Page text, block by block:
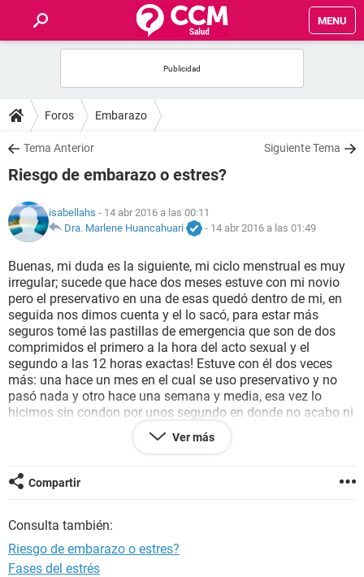
MENU
FOROS
SALUD
FAMILIA
NUTRICIÓN
BIENESTAR
SEXUALIDAD
GLOSARIO
Foros Embarazo
Tema Anterior Siguiente Tema
Riesgo de embarazo o estres?
isabellahs - 14 abr 2016 a las 00:11
Dra. Marlene Huancahuari
- 14 abr 2016 a las 01:49
Buenas, mi duda es la siguiente, mi ciclo menstrual es muy
irregular; sucede que hace dos meses estuve con mi novio
pero el preservativo en una de esas quedó dentro de mi, en
seguida nos dimos cuenta y el lo sacó, para estar más
seguros tomé las pastillas de emergencia que son de dos
comprimidos el primero a la hora del acto sexual y el
segundo a las 12 horas exactas! Estuve con él dos veces
más: una hace un mes en el cual se uso preservativo y no
pasó nada y otro hace una semana y media, esa vez lo
hicimos sin condon por unos segundo en donde no acabo ni
boto nada! La cosa es que estoy en mi día 32 del ciclo y aun
no me ha llegado, cabe destacar que había estado bajo
del periodo que tendria, hay riesgo de embarazo? Estoy
asustada
Ver más
Compartir
Consulta también:
Riesgo de embarazo o estres?
Fases del estrés